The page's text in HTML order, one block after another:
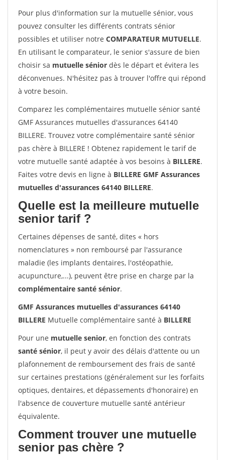
Pour plus d'information sur la mutuelle sénior, vous
pouvez consulter les différents contrats sénior
possibles et utiliser notre COMPARATEUR MUTUELLE.
En utilisant le comparateur, le senior s'assure de bien
choisir sa mutuelle sénior dès le départ et évitera les
déconvenues. N'hésitez pas à trouver l'offre qui répond
à votre besoin.
Comparez les complémentaires mutuelle sénior santé
GMF Assurances mutuelles d'assurances 64140
BILLERE. Trouvez votre complémentaire santé sénior
pas chère à BILLERE ! Obtenez rapidement le tarif de
votre mutuelle santé adaptée à vos besoins à BILLERE.
Faites votre devis en ligne à BILLERE GMF Assurances
mutuelles d'assurances 64140 BILLERE.
Quelle est la meilleure mutuelle
senior tarif ?
Certaines dépenses de santé, dites « hors
nomenclatures » non remboursé par l'assurance
maladie (les implants dentaires, l'ostéopathie,
acupuncture,...), peuvent être prise en charge par la
complémentaire santé sénior.
GMF Assurances mutuelles d'assurances 64140
BILLERE Mutuelle complémentaire santé à BILLERE
Pour une mutuelle senior, en fonction des contrats
santé sénior, il peut y avoir des délais d'attente ou un
plafonnement de remboursement des frais de santé
sur certaines prestations (généralement sur les forfaits
optiques, dentaires, et dépassements d'honoraire) en
l'absence de couverture mutuelle santé antérieur
équivalente.
Comment trouver une mutuelle
senior pas chère ?